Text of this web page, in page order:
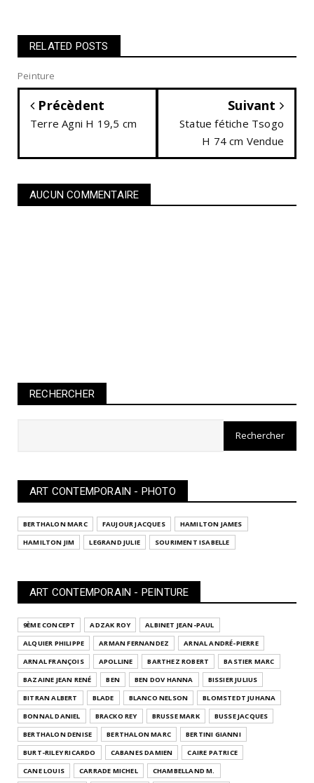
RELATED POSTS
Peinture
Précèdent
Terre Agni H 19,5 cm
Suivant
Statue fétiche Tsogo
H 74 cm Vendue
AUCUN COMMENTAIRE
RECHERCHER
ART CONTEMPORAIN - PHOTO
BERTHALON MARC FAUJOUR JACQUES
HAMILTON JAMES
HAMILTON JIM
LEGRAND JULIE SOURIMENT ISABELLE
ART CONTEMPORAIN - PEINTURE
9ÈME CONCEPT ADZAK ROY
ALBINET JEAN-PAUL
ALQUIER PHILIPPE
ARMAN FERNANDEZ
ARNAL ANDRÉ-PIERRE
ARNAL FRANÇOIS
APOLLINE BARTHEZ ROBERT
BASTIER MARC
BAZAINE JEAN RENÉ
BEN BEN DOV HANNA
BISSIER JULIUS
BITRAN ALBERT
BLADE BLANCO NELSON
BLOMSTEDT JUHANA
BONNAL DANIEL
BRACKO REY BRUSSE MARK
BUSSE JACQUES
BERTHALON DENISE
BERTHALON MARC
BERTINI GIANNI
BURT-RILEY RICARDO
CABANES DAMIEN
CAIRE PATRICE
CANE LOUIS
CARRADE MICHEL
CHAMBELLAND M.